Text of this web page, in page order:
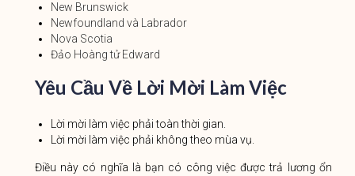
New Brunswick
Newfoundland và Labrador
Nova Scotia
Đảo Hoàng tử Edward
Yêu Cầu Về Lời Mời Làm Việc
Lời mời làm việc phải toàn thời gian.
Lời mời làm việc phải không theo mùa vụ.
Điều này có nghĩa là bạn có công việc được trả lương ổn